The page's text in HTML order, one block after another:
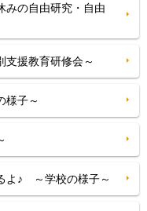
自由研究・自由
援教育研修会～
子～
よ♪ ～学校の様子～